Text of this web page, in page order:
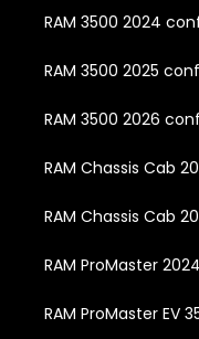
RAM 3500 2024
RAM 3500 2025
RAM 3500 2026
RAM Chassis Cab
RAM Chassis Cab
RAM ProMaster
RAM ProMaster EV